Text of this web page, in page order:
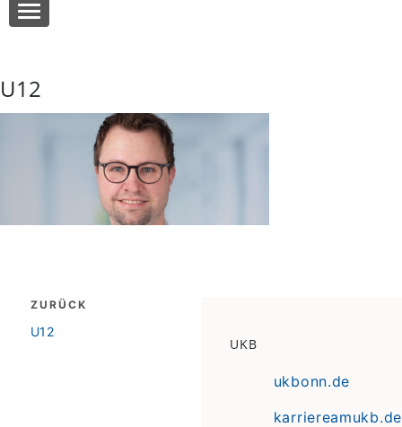
U12
Beitragsnavigation
ZURÜCK
zurück
U12
UKB
ukbonn.de
karriereamukb.de